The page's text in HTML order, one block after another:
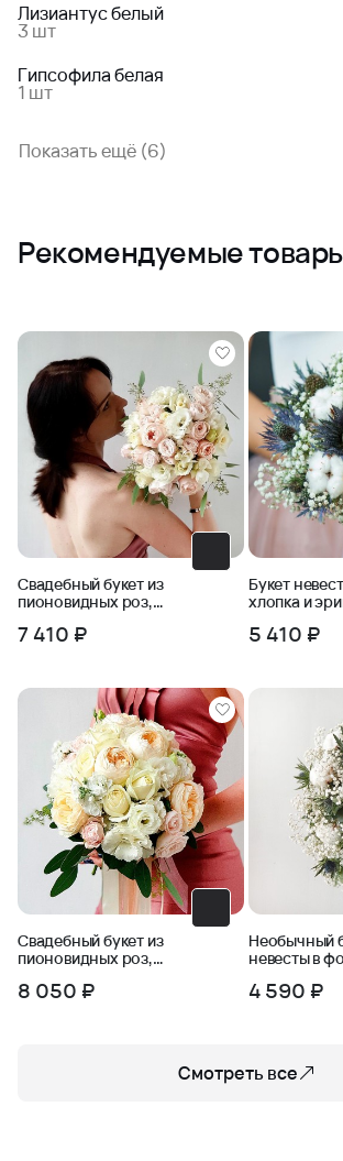
Лизиантус белый
3 шт
Гипсофила белая
1 шт
Показать ещё (6)
Рекомендуемые
Свадебный букет из
пионовидных роз,
7 410 ₽
Букет
хлопка и
5 410 ₽
Свадебный букет из
пионовидных роз,
8 050 ₽
Необычный
невесты в
эрингиума и
4 590 ₽
Смотреть все